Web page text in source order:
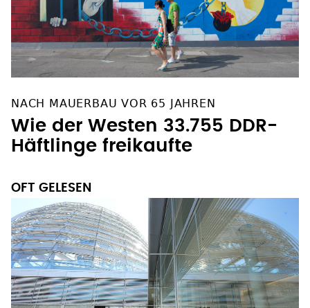
NACH MAUERBAU VOR 65 JAHREN
Wie der Westen 33.755 DDR-
Häftlinge freikaufte
OFT GELESEN